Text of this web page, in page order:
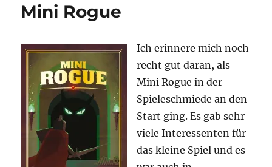
–
Dungeoncrawler
Puzzlespiel?
Mini Rogue
Ich erinnere mich noch
recht gut daran, als
Mini Rogue in der
Spieleschmiede an den
Start ging. Es gab sehr
viele Interessenten für
das kleine Spiel und es